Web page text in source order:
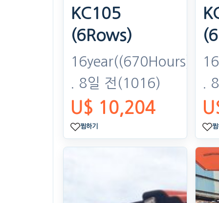
KC105
(6Rows)
. 8일 전 (1016)
U$ 10,204
찜하기
.
찜